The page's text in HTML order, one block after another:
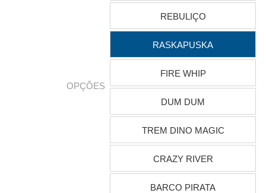
OPÇÕES
REBULIÇO
RASKAPUSKA
FIRE WHIP
DUM DUM
TREM DINO MAGIC
CRAZY RIVER
BARCO PIRATA